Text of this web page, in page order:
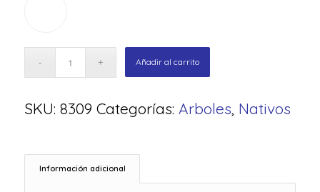
Añadir al carrito
SKU: 8309 Categorías: Arboles, Nativos
Información adicional